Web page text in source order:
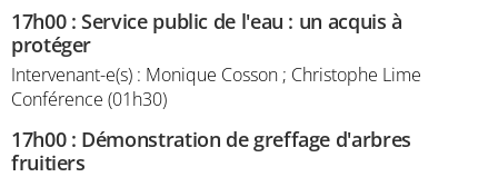
17h00:Service public de l'eau : un acquis à
protéger
Intervenant-e(s) : Monique Cosson ; Christophe Lime
Conférence (01h30)
17h00: Démonstration de greffage d'arbres
fruitiers